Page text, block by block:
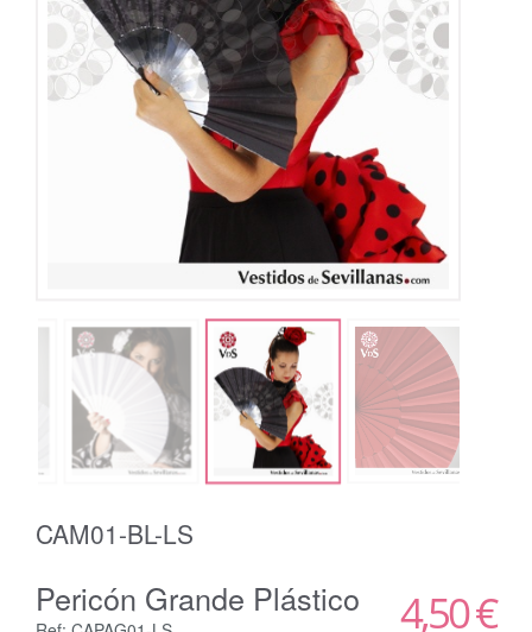
CAM01-BL-LS
Pericón Grande Plástico 4,50 €